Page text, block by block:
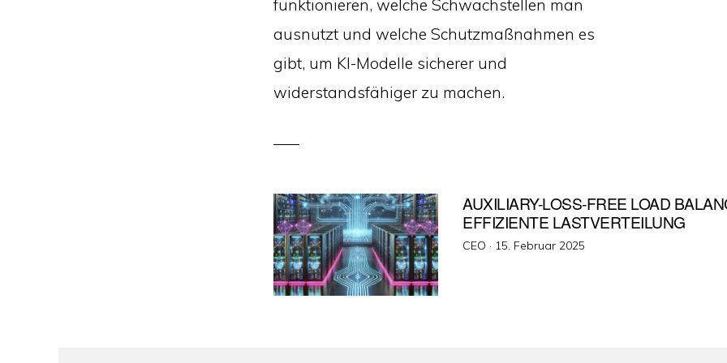
funktionieren, welche Schwachstellen man
ausnutzt und welche Schutzmaßnahmen es
gibt, um KI-Modelle sicherer und
widerstandsfähiger zu machen.
AUXILIARY-LOSS-FREE LOAD
EFFIZIENTE LASTVERTEILUNG
CEO · Veröffentlicht
15. Februar 2025